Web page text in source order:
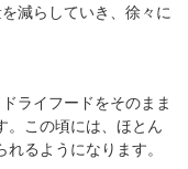
減らしていき、徐々に
ライフードをそのまま
。この頃には、ほとん
るようになります。